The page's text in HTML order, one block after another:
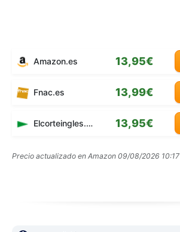
Amazon.es 13,95€
Fnac.es 13,99€
Elcorteingles.es 13,95€
Precio actualizado en Amazon 09/08/2026 10:17